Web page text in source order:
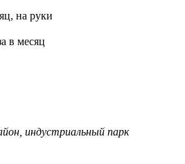
на руки
в месяц
индустриальный парк